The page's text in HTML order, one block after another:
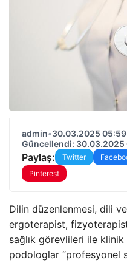
admin•30.03.2025 05:59
Güncellendi: 30.03.2025
Paylaş: Twitter
Pinterest
Dilin düzenlenmesi, dili
ergoterapist,
sağlık görevlileri ile
podologlar “profesyonel